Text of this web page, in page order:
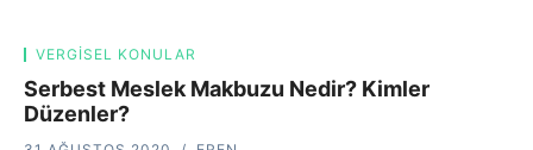
VERGISEL KONULAR
Serbest Meslek Makbuzu Nedir? Kimler
Düzenler?